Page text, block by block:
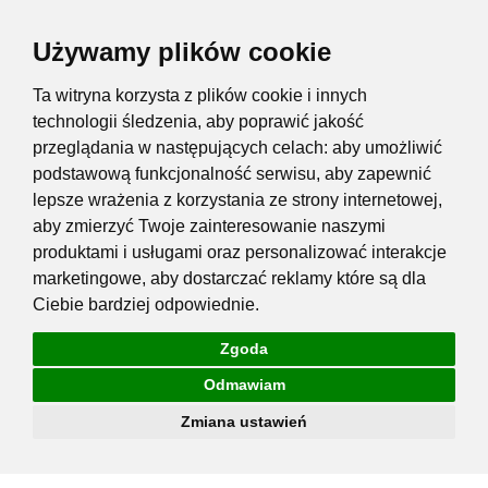
Używamy plików cookie
Ta witryna korzysta z plików cookie i innych
technologii śledzenia, aby poprawić jakość
przeglądania w następujących celach: aby umożliwić
podstawową funkcjonalność serwisu, aby zapewnić
lepsze wrażenia z korzystania ze strony internetowej,
aby zmierzyć Twoje zainteresowanie naszymi
produktami i usługami oraz personalizować interakcje
marketingowe, aby dostarczać reklamy które są dla
Ciebie bardziej odpowiednie.
Zgoda
Odmawiam
Zmiana ustawień